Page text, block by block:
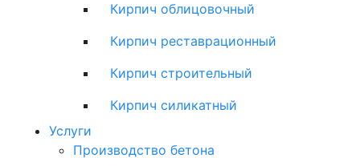
Кирпич облицовочный
Кирпич реставрационный
Кирпич строительный
Кирпич силикатный
Услуги
Производство бетона